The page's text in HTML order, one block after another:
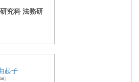
究科 法務研
起子